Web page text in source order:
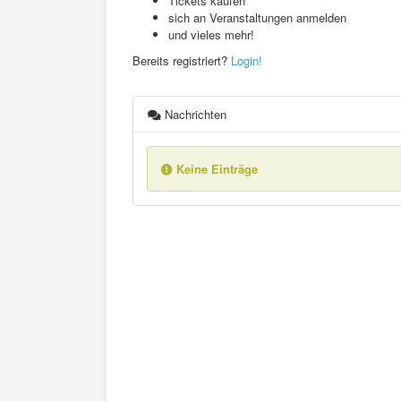
sich an Veranstaltungen anmelden
und vieles mehr!
Bereits registriert? Login!
Nachrichten
Keine Einträge